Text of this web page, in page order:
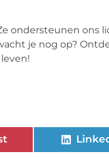
ondersteunen ons
je nog op?